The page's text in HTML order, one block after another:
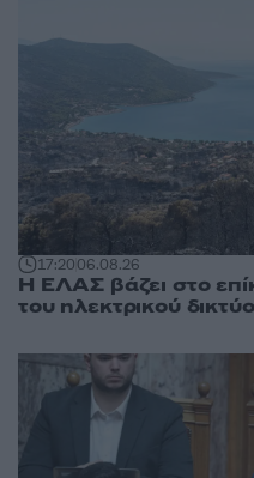
17:2006.08.26
Η ΕΛΑΣ βάζει στο
του ηλεκτρικού